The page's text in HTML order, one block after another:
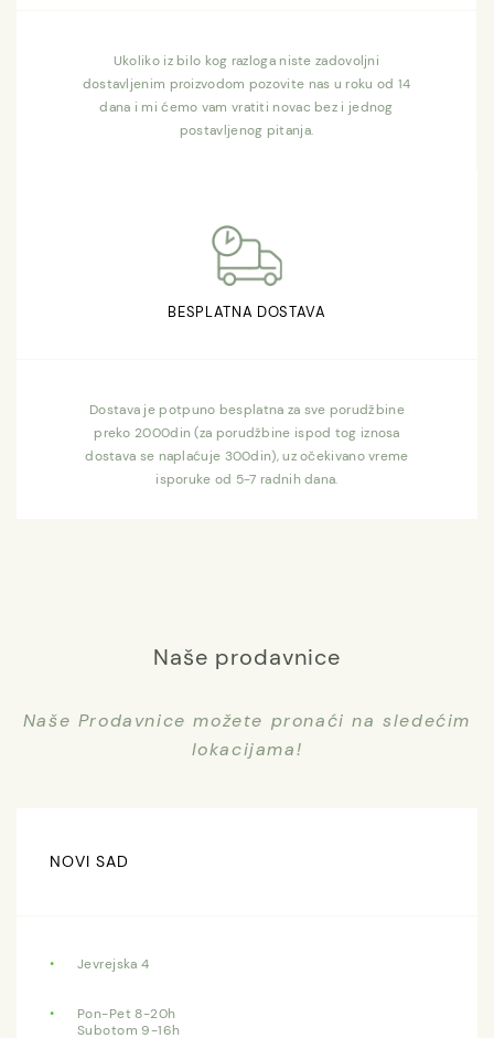
Ukoliko iz bilo kog razloga niste zadovoljni
dostavljenim proizvodom pozovite nas u roku od 14
dana i mi ćemo vam vratiti novac bez i jednog
postavljenog pitanja.
BESPLATNA DOSTAVA
Dostava je potpuno besplatna za sve porudžbine
preko 2000din (za porudžbine ispod tog iznosa
dostava se naplaćuje 300din), uz očekivano vreme
isporuke od 5-7 radnih dana.
Naše prodavnice
Naše Prodavnice možete pronaći na sledećim
lokacijama!
NOVI SAD
Jevrejska 4
Pon-Pet 8-20h
Subotom 9-16h